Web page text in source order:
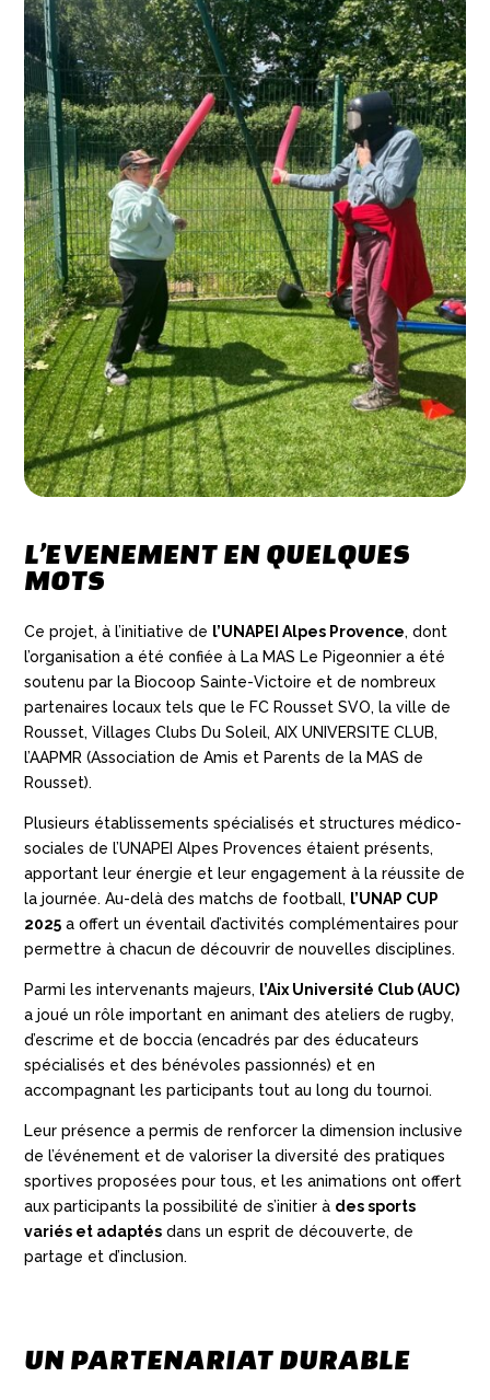
L’EVENEMENT EN QUELQUES
MOTS
Ce projet, à l’initiative de l’UNAPEI Alpes Provence, dont
l’organisation a été confiée à La MAS Le Pigeonnier a été
soutenu par la Biocoop Sainte-Victoire et de nombreux
partenaires locaux tels que le FC Rousset SVO, la ville de
Rousset, Villages Clubs Du Soleil, AIX UNIVERSITE CLUB,
l’AAPMR (Association de Amis et Parents de la MAS de
Rousset).
Plusieurs établissements spécialisés et structures médico-
sociales de l’UNAPEI Alpes Provences étaient présents,
apportant leur énergie et leur engagement à la réussite de
la journée. Au-delà des matchs de football, l’UNAP CUP
2025 a offert un éventail d’activités complémentaires pour
permettre à chacun de découvrir de nouvelles disciplines.
Parmi les intervenants majeurs, l’Aix Université Club (AUC)
a joué un rôle important en animant des ateliers de rugby,
d’escrime et de boccia (encadrés par des éducateurs
spécialisés et des bénévoles passionnés) et en
accompagnant les participants tout au long du tournoi.
Leur présence a permis de renforcer la dimension inclusive
de l’événement et de valoriser la diversité des pratiques
sportives proposées pour tous, et les animations ont offert
aux participants la possibilité de s’initier à des sports
variés et adaptés dans un esprit de découverte, de
partage et d’inclusion.
UN PARTENARIAT DURABLE